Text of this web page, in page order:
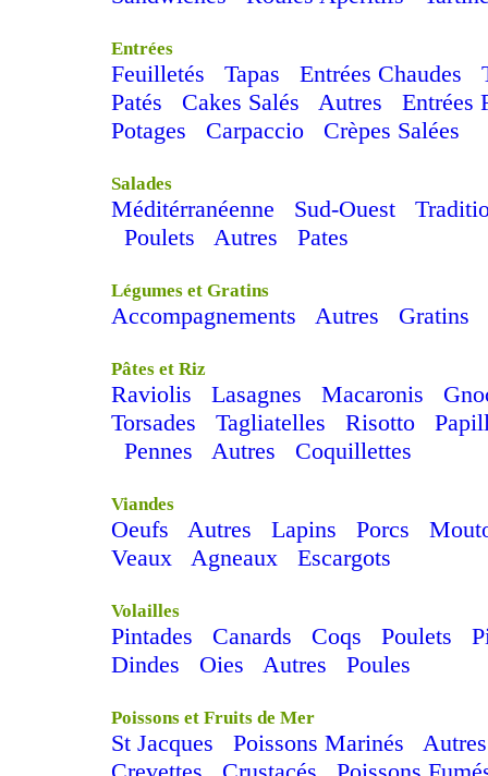
Entrées
Feuilletés Tapas Entrées Chaudes
Patés
Cakes Salés Autres
Entrées
Potages
Carpaccio Crèpes Salées
Salades
Méditérranéenne Sud-Ouest
Poulets
Autres Pates
Légumes et Gratins
Accompagnements Autres Gratins
Pâtes et Riz
Raviolis Lasagnes Macaronis
Torsades
Tagliatelles Risotto
Pennes
Autres Coquillettes
Viandes
Oeufs Autres Lapins Porcs
Veaux
Agneaux Escargots
Volailles
Pintades Canards Coqs Poulets
Dindes
Oies Autres Poules
Poissons et Fruits de Mer
St Jacques Poissons Marinés
Autres